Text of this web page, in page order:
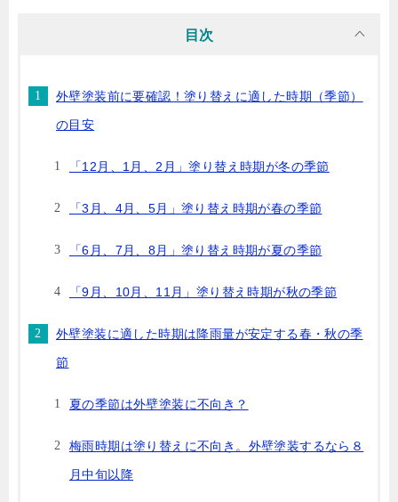
目次
外壁塗装前に要確認！塗り替えに適した時期（季節）
の目安
「12月、1月、2月」塗り替え時期が冬の季節
「3月、4月、5月」塗り替え時期が春の季節
「6月、7月、8月」塗り替え時期が夏の季節
「9月、10月、11月」塗り替え時期が秋の季節
外壁塗装に適した時期は降雨量が安定する春・秋の季
節
夏の季節は外壁塗装に不向き？
梅雨時期は塗り替えに不向き。外壁塗装するなら８
月中旬以降